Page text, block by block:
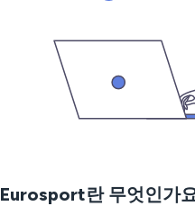
Eurosport란 무엇인가